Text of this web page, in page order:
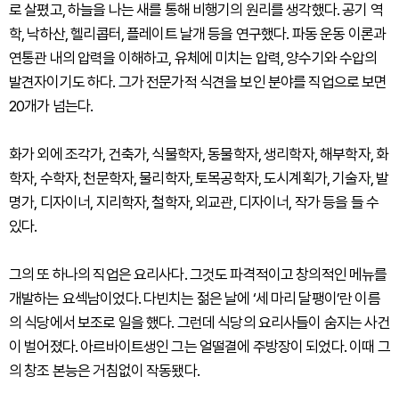
로 살폈고, 하늘을 나는 새를 통해 비행기의 원리를 생각했다. 공기 역
학, 낙하산, 헬리콥터, 플레이트 날개 등을 연구했다. 파동 운동 이론과
연통관 내의 압력을 이해하고, 유체에 미치는 압력, 양수기와 수압의
발견자이기도 하다. 그가 전문가적 식견을 보인 분야를 직업으로 보면
20개가 넘는다.
화가 외에 조각가, 건축가, 식물학자, 동물학자, 생리학자, 해부학자, 화
학자, 수학자, 천문학자, 물리학자, 토목공학자, 도시계획가, 기술자, 발
명가, 디자이너, 지리학자, 철학자, 외교관, 디자이너, 작가 등을 들 수
있다.
그의 또 하나의 직업은 요리사다. 그것도 파격적이고 창의적인 메뉴를
개발하는 요섹남이었다. 다빈치는 젊은 날에 ‘세 마리 달팽이’란 이름
의 식당에서 보조로 일을 했다. 그런데 식당의 요리사들이 숨지는 사건
이 벌어졌다. 아르바이트생인 그는 얼떨결에 주방장이 되었다. 이때 그
의 창조 본능은 거침없이 작동됐다.